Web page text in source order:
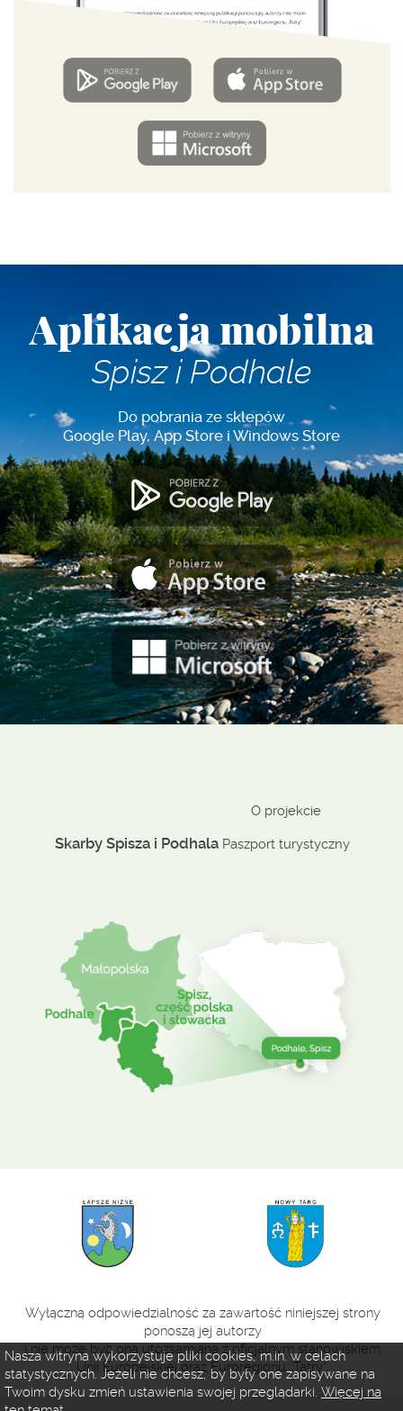
Aplikacja mobilna
Spisz i Podhale
Do pobrania ze sklepów
Google Play, App Store i Windows Store
Skarby Spisza i Podhala
O projekcie
Paszport turystyczny
Wyłączną odpowiedzialność za zawartość niniejszej strony
ponoszą jej autorzy
i nie może być ona utożsamiana z oficjalnym stanowiskiem
Unii Europejskiej oraz Euroregionu „Tatry”.
Nasza witryna wykorzystuje pliki cookies, m.in. w celach
statystycznych. Jeżeli nie chcesz, by były one zapisywane na
Twoim dysku zmień ustawienia swojej przeglądarki. Więcej na